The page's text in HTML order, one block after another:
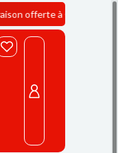
à Casablanca dès 400 DH